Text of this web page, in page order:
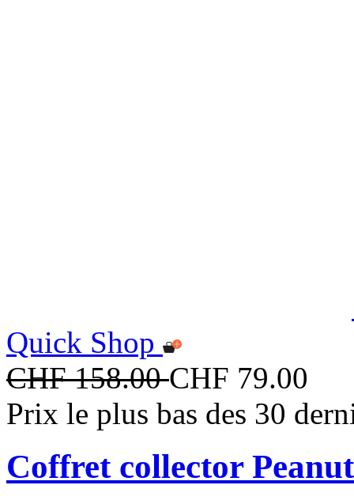
Quick Shop
CHF 158.00CHF 79.00
Prix le plus bas des 30
Coffret collector